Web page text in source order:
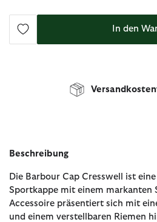
In den
Beschreibung
Die Barbour Cap Cresswell ist
Sportkappe mit einem markanten
Accessoire präsentiert sich mit
und einem verstellbaren Riemen